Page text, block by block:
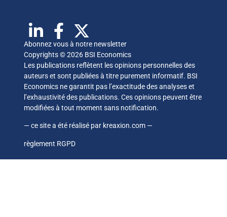
Abonnez vous à notre newsletter
Copyrights © 2026 BSI Economics
Les publications reflètent les opinions personnelles des
auteurs et sont publiées à titre purement informatif. BSI
Economics ne garantit pas l’exactitude des analyses et
l’exhaustivité des publications. Ces opinions peuvent être
modifiées à tout moment sans notification.
— ce site a été réalisé par kreaxion.com —
règlement RGPD